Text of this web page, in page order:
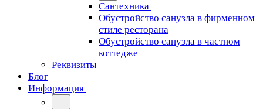
Сантехника
Обустройство санузла в фирменном
стиле ресторана
Обустройство санузла в частном
коттедже
Реквизиты
Блог
Информация